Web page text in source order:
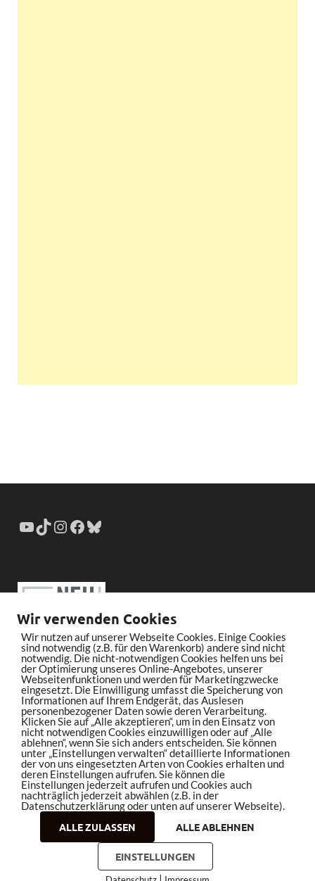
Copyright © 2026bleistiftrocker.de
Wir verwenden Cookies
Wir nutzen auf unserer Webseite Cookies. Einige Cookies
sind notwendig (z.B. für den Warenkorb) andere sind nicht
notwendig. Die nicht-notwendigen Cookies helfen uns bei
der Optimierung unseres Online-Angebotes, unserer
Webseitenfunktionen und werden für Marketingzwecke
eingesetzt. Die Einwilligung umfasst die Speicherung von
Informationen auf Ihrem Endgerät, das Auslesen
personenbezogener Daten sowie deren Verarbeitung.
Klicken Sie auf „Alle akzeptieren“, um in den Einsatz von
nicht notwendigen Cookies einzuwilligen oder auf „Alle
ablehnen“, wenn Sie sich anders entscheiden. Sie können
unter „Einstellungen verwalten“ detaillierte Informationen
der von uns eingesetzten Arten von Cookies erhalten und
deren Einstellungen aufrufen. Sie können die
Einstellungen jederzeit aufrufen und Cookies auch
nachträglich jederzeit abwählen (z.B. in der
Datenschutzerklärung oder unten auf unserer Webseite).
ALLE ZULASSEN
ALLE ABLEHNEN
EINSTELLUNGEN